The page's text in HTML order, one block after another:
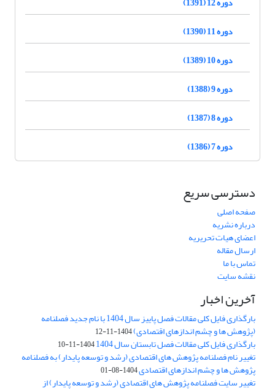
دوره 11 (1390)
دوره 10 (1389)
دوره 9 (1388)
دوره 8 (1387)
دوره 7 (1386)
دسترسی سریع
صفحه اصلی
درباره نشریه
اعضای هیات تحریریه
ارسال مقاله
تماس با ما
نقشه سایت
آخرین اخبار
بارگذاری فایل کلی مقالات فصل پاییز سال 1404 با نام جدید فصلنامه
(پژوهش ها و چشم اندازهای اقتصادی)1404-11-12
بارگذاری فایل کلی مقالات فصل تابستان سال 1404 1404-11-10
تغییر نام فصلنامه پژوهش های اقتصادی (رشد و توسعه پایدار) به فصلنامه
پژوهش ها و چشم اندازهای اقتصادی1404-08-01
تغییر سایت فصلنامه پژوهش های اقتصادی (رشد و توسعه پایدار) از